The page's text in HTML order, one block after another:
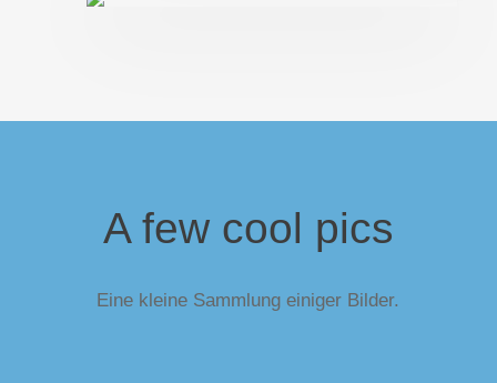
A few cool pics
Eine kleine Sammlung einiger Bilder.